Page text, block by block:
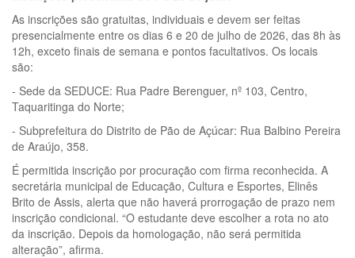
As inscrições são gratuitas, individuais e devem ser feitas
presencialmente entre os dias 6 e 20 de julho de 2026, das 8h às
12h, exceto finais de semana e pontos facultativos. Os locais
são:
- Sede da SEDUCE: Rua Padre Berenguer, nº 103, Centro,
Taquaritinga do Norte;
- Subprefeitura do Distrito de Pão de Açúcar: Rua Balbino Pereira
de Araújo, 358.
É permitida inscrição por procuração com firma reconhecida. A
secretária municipal de Educação, Cultura e Esportes, Elinês
Brito de Assis, alerta que não haverá prorrogação de prazo nem
inscrição condicional. “O estudante deve escolher a rota no ato
da inscrição. Depois da homologação, não será permitida
alteração”, afirma.